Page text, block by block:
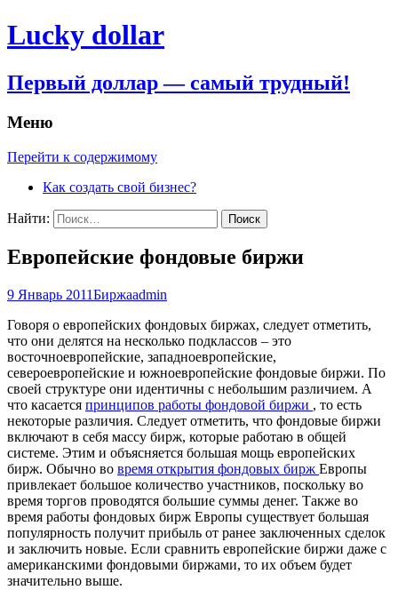
Lucky dollar
Первый доллар — самый трудный!
Меню
Перейти к содержимому
Как создать свой бизнес?
Найти:
Европейские фондовые биржи
9 Январь 2011Биржаadmin
Говоря о европейских фондовых биржах, следует отметить,
что они делятся на несколько подклассов – это
восточноевропейские, западноевропейские,
североевропейские и южноевропейские фондовые биржи. По
своей структуре они идентичны с небольшим различием. А
что касается принципов работы фондовой биржи , то есть
некоторые различия. Следует отметить, что фондовые биржи
включают в себя массу бирж, которые работаю в общей
системе. Этим и объясняется большая мощь европейских
бирж. Обычно во время открытия фондовых бирж Европы
привлекает большое количество участников, поскольку во
время торгов проводятся большие суммы денег. Также во
время работы фондовых бирж Европы существует большая
популярность получит прибыль от ранее заключенных сделок
и заключить новые. Если сравнить европейские биржи даже с
американскими фондовыми биржами, то их объем будет
значительно выше.